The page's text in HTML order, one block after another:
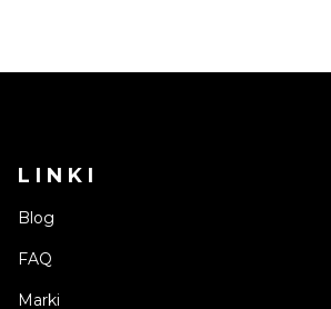
LINKI
Blog
FAQ
Marki